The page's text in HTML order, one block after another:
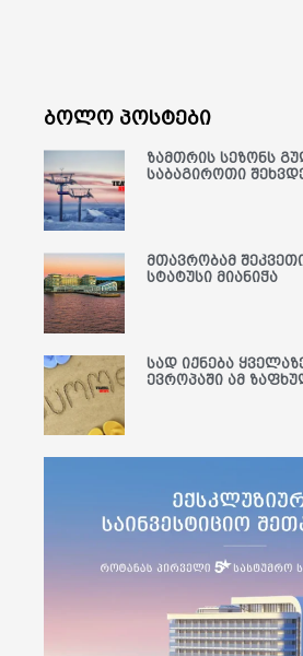
ბოლო პოსტები
ზამთრის სეზონს
საბაგიროთი
მთავრობამ
სტატუსი მიანიჭა
სად იქნება
ევროპაში ამ